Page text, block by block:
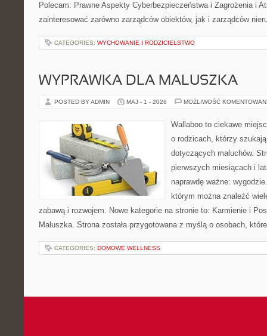
Polecam: Prawne Aspekty Cyberbezpieczeństwa i Zagrożenia i
zainteresować zarówno zarządców obiektów, jak i zarządców
CATEGORIES: WYCHOWANIE I RODZICIELSTWO
WYPRAWKA DLA MALUSZKA
POSTED BY ADMIN MAJ - 1 - 2026 MOŻLIWOŚĆ
Wallaboo to ciekawe
o rodzicach, którzy
dotyczących maluchów.
pierwszych miesiącach i
naprawdę ważne:
którym można znaleźć
zabawą i rozwojem. Nowe kategorie na stronie to: Karmienie i
Maluszka. Strona została przygotowana z myślą o osobach,
CATEGORIES: DOMOWE WELLNESS